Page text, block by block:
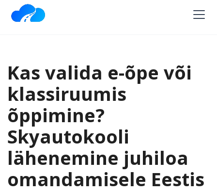
Kas valida e-õpe või
klassiruumis
õppimine?
Skyautokooli
lähenemine juhiloa
omandamisele Eestis